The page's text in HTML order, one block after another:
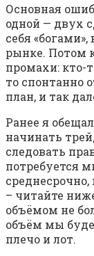
Основная
одной — двух
себя
рынке. Потом
промахи: кто-
то спонтанно
план, и так
Ранее я
начинать
следовать
потребуется
среднесрочно,
– читайте
объёмом не
объём мы
плечо и лот.